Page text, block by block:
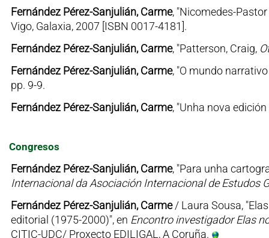
Fernández Pérez-Sanjulián, Carme, "Nicomedes-
Vigo, Galaxia, 2007 [ISBN 0017-4181].
Fernández Pérez-Sanjulián, Carme, "Patterson, Craig,
Fernández Pérez-Sanjulián, Carme, "O mundo
pp. 9-9.
Fernández Pérez-Sanjulián, Carme, "Unha nova
Congresos
Fernández Pérez-Sanjulián, Carme, "Para unha
Internacional da Asociación Internacional de Estudos
Fernández Pérez-Sanjulián, Carme/ Laura Sousa,
editorial (1975-2000)", en Encontro investigador Elas
CITIC-UDC/ Proxecto EDILIGAL, A Coruña.